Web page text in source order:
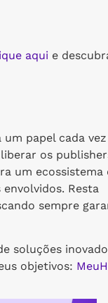
aqui e
papel cada vez
os
um ecossistema
Resta
sempre
soluções
objetivos: